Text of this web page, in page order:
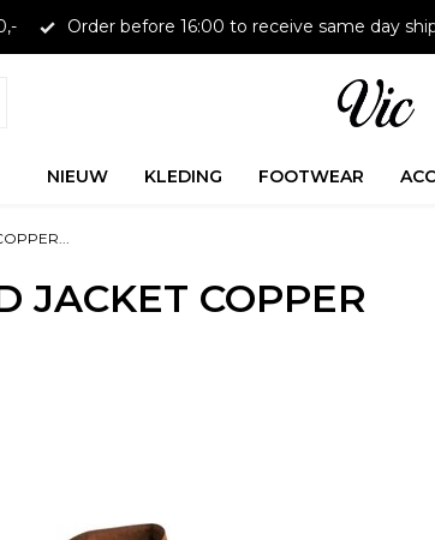
Order before 16:00 to receive same day
NIEUW KLEDING FOOTWEAR
JACKET COPPER